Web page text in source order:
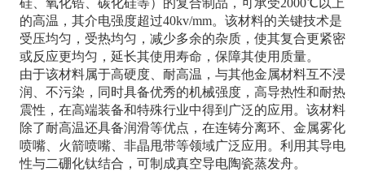
硅、氧化锆、碳化硅等）的复合制品，可承受2000℃以上
的高温，其介电强度超过40kv/mm。该材料的关键技术是
受压均匀，受热均匀，减少多余的杂质，使其复合更紧密
或反应更均匀，延长其使用寿命，保障其使用质量。
由于该材料属于高硬度、耐高温，与其他金属材料互不浸
润、不污染，同时具备优秀的机械强度，高导热性和耐热
震性，在高端装备和特殊行业中得到广泛的应用。该材料
除了耐高温还具备润滑等优点，在连铸分离环、金属雾化
喷嘴、火箭喷嘴、非晶甩带等领域广泛应用。利用其导电
性与二硼化钛结合，可制成真空导电陶瓷蒸发舟。